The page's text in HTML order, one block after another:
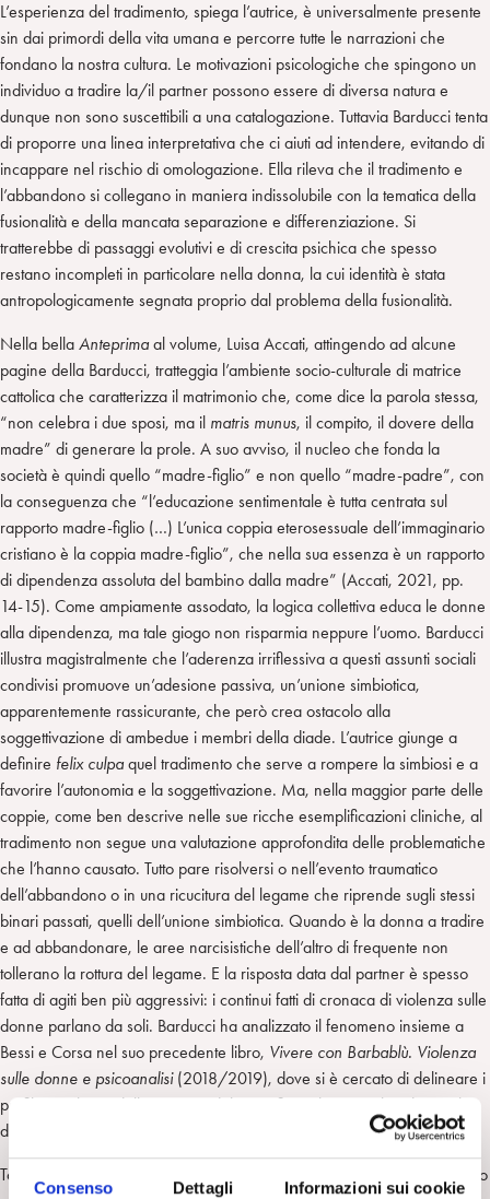
Consenso Dettagli Informazioni sui cookie
L’esperienza del tradimento, spiega l’autrice, è universalmente presente
sin dai primordi della vita umana e percorre tutte le narrazioni che
fondano la nostra cultura. Le motivazioni psicologiche che spingono un
individuo a tradire la/il partner possono essere di diversa natura e
dunque non sono suscettibili a una catalogazione. Tuttavia Barducci tenta
di proporre una linea interpretativa che ci aiuti ad intendere, evitando di
incappare nel rischio di omologazione. Ella rileva che il tradimento e
l’abbandono si collegano in maniera indissolubile con la tematica della
fusionalità e della mancata separazione e differenziazione. Si
tratterebbe di passaggi evolutivi e di crescita psichica che spesso
restano incompleti in particolare nella donna, la cui identità è stata
antropologicamente segnata proprio dal problema della fusionalità.
Nella bella Anteprimaal volume, Luisa Accati, attingendo ad alcune
pagine della Barducci, tratteggia l’ambiente socio-culturale di matrice
cattolica che caratterizza il matrimonio che, come dice la parola stessa,
“non celebra i due sposi, ma il matris munus, il compito, il dovere della
madre” di generare la prole. A suo avviso, il nucleo che fonda la
società è quindi quello “madre-figlio” e non quello “madre-padre”, con
la conseguenza che “l’educazione sentimentale è tutta centrata sul
rapporto madre-figlio (…) L’unica coppia eterosessuale dell’immaginario
cristiano è la coppia madre-figlio”, che nella sua essenza è un rapporto
di dipendenza assoluta del bambino dalla madre” (Accati, 2021, pp.
14-15). Come ampiamente assodato, la logica collettiva educa le donne
alla dipendenza, ma tale giogo non risparmia neppure l’uomo. Barducci
illustra magistralmente che l’aderenza irriflessiva a questi assunti sociali
condivisi promuove un’adesione passiva, un’unione simbiotica,
apparentemente rassicurante, che però crea ostacolo alla
soggettivazione di ambedue i membri della diade. L’autrice giunge a
definire felix culpaquel tradimento che serve a rompere la simbiosi e a
favorire l’autonomia e la soggettivazione. Ma, nella maggior parte delle
coppie, come ben descrive nelle sue ricche esemplificazioni cliniche, al
tradimento non segue una valutazione approfondita delle problematiche
che l’hanno causato. Tutto pare risolversi o nell’evento traumatico
dell’abbandono o in una ricucitura del legame che riprende sugli stessi
binari passati, quelli dell’unione simbiotica. Quando è la donna a tradire
e ad abbandonare, le aree narcisistiche dell’altro di frequente non
tollerano la rottura del legame. E la risposta data dal partner è spesso
fatta di agiti ben più aggressivi: i continui fatti di cronaca di violenza sulle
donne parlano da soli. Barducci ha analizzato il fenomeno insieme a
Bessi e Corsa nel suo precedente libro, Vivere con Barbablù. Violenza
sulle donne e psicoanalisi(2018/2019), dove si è cercato di delineare i
profili psicologici della vittima e del carnefice e le particolari dinamiche
del loro vincolo sentimentale.
Tornando al saggio
Barducciallarga il campo